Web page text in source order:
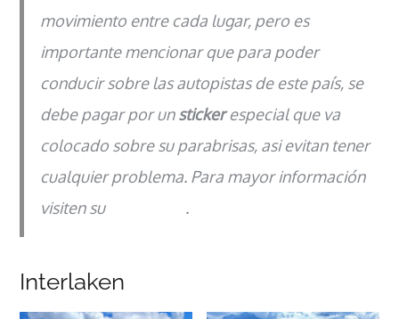
movimiento entre cada lugar, pero es
importante mencionar que para poder
conducir sobre las autopistas de este país, se
debe pagar por unstickerespecial que va
colocado sobre su parabrisas, asi evitan tener
cualquier problema. Para mayor información
visiten su
.
Interlaken